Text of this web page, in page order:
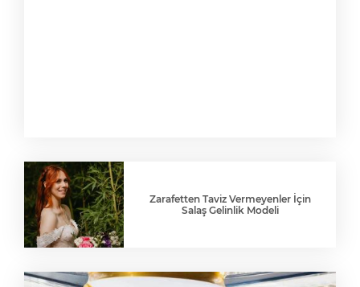
Zarafetten Taviz Vermeyenler İçin
Salaş Gelinlik Modeli